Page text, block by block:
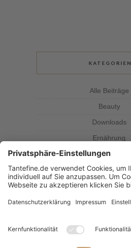
KATEGORIEN
Alle Beiträge
Beauty
Downloads
Ernährung
Kolumne
Kräuterkunde
Magazin
Rezepte